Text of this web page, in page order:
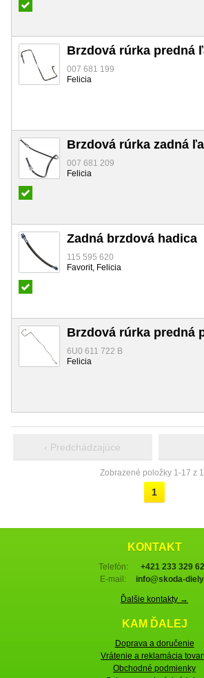
Brzdová rúrka predná
007 681 199
Felicia
Brzdová rúrka zadná
007 681 209
Felicia
Zadná brzdová hadica
115 595 620
Favorit, Felicia
Brzdová rúrka predná
6U0 611 722 B
Felicia
‹ Predchádzajúce
Zobrazené položky 1-17 z
1
KONTAKT
Telefón:
+421 233 329
E-mail:
info@skoda-
Ďalšie kontakty →
KAM ĎALEJ
Doprava a doručenie
Vrátenie a reklamácia
Obchodné podmienky